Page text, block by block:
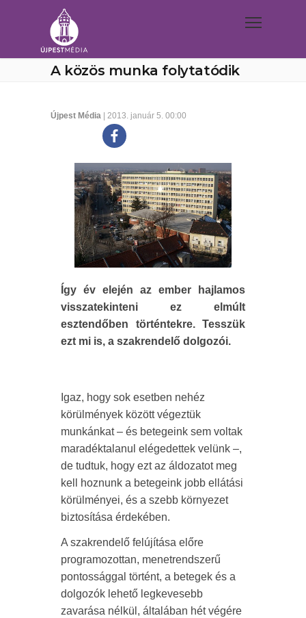
A közös munka folytatódik
Újpest Média | 2013. január 5. 00:00
Így év elején az ember hajlamos
visszatekinteni ez elmúlt
esztendőben történtekre. Tesszük
ezt mi is, a szakrendelő dolgozói.
Igaz, hogy sok esetben nehéz
körülmények között végeztük
munkánkat – és betegeink sem voltak
maradéktalanul elégedettek velünk –,
de tudtuk, hogy ezt az áldozatot meg
kell hoznunk a betegeink jobb ellátási
körülményei, és a szebb környezet
biztosítása érdekében.
A szakrendelő felújítása előre
programozottan, menetrendszerű
pontossággal történt, a betegek és a
dolgozók lehető legkevesebb
zavarása nélkül, általában hét végére